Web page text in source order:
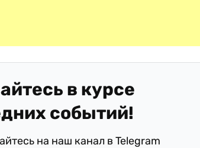
в курсе
событий!
на наш канал в Telegram